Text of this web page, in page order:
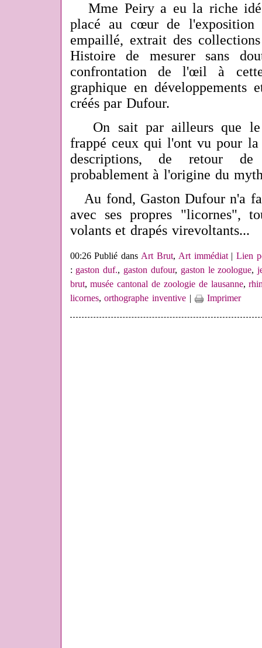
Mme Peiry a eu la riche
placé au cœur de l'exposition
empaillé, extrait des
Histoire de mesurer sans
confrontation de l'œil à
graphique en développements
créés par Dufour.
On sait par ailleurs que le
frappé ceux qui l'ont vu pour
descriptions, de retour
probablement à l'origine du
Au fond, Gaston Dufour n'a
avec ses propres "licornes",
volantset drapés virevoltants...
00:26 Publié dansArt Brut, Art immédiat|Lien
: gaston duf., gaston dufour, gaston le zoologue,
brut,musée cantonal de zoologie de lausanne,
licornes,orthographe inventive | Imprimer